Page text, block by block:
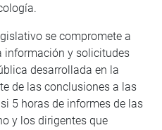
se compromete a
información y solicitudes
desarrollada en la
de las conclusiones a las
5 horas de informes de las
y los dirigentes que